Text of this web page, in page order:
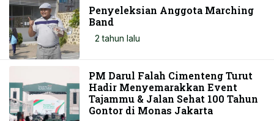
Penyeleksian Anggota Marching
Band
2 tahun lalu
PM Darul Falah Cimenteng Turut
Hadir Menyemarakkan Event
Tajammu & Jalan Sehat 100 Tahun
Gontor di Monas Jakarta